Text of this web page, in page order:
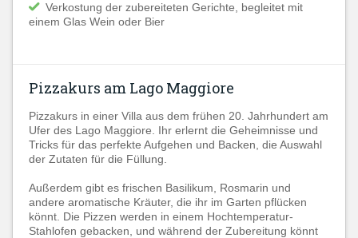
Verkostung der zubereiteten Gerichte, begleitet mit
einem Glas Wein oder Bier​
Pizzakurs am Lago Maggiore
Pizzakurs in einer Villa aus dem frühen 20. Jahrhundert am
Ufer des Lago Maggiore.
Ihr erlernt die Geheimnisse und
Tricks für das perfekte Aufgehen und Backen, die Auswahl
der Zutaten für die Füllung.
Außerdem gibt es frischen Basilikum, Rosmarin und
andere aromatische Kräuter, die ihr im Garten pflücken
könnt. Die Pizzen werden in einem Hochtemperatur-
Stahlofen gebacken, und während der Zubereitung könnt